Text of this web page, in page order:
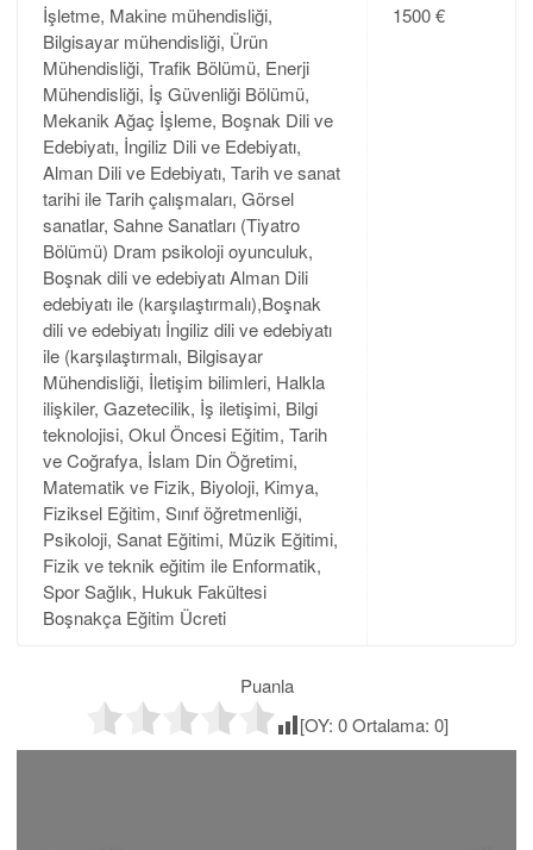
İşletme, Makine mühendisliği,
Bilgisayar mühendisliği, Ürün
Mühendisliği, Trafik Bölümü, Enerji
Mühendisliği, İş Güvenliği Bölümü,
Mekanik Ağaç İşleme, Boşnak Dili ve
Edebiyatı, İngiliz Dili ve Edebiyatı,
Alman Dili ve Edebiyatı, Tarih ve sanat
tarihi ile Tarih çalışmaları, Görsel
sanatlar, Sahne Sanatları (Tiyatro
Bölümü) Dram psikoloji oyunculuk,
Boşnak dili ve edebiyatı Alman Dili
edebiyatı ile (karşılaştırmalı),Boşnak
dili ve edebiyatı İngiliz dili ve edebiyatı
ile (karşılaştırmalı, Bilgisayar
Mühendisliği, İletişim bilimleri, Halkla
ilişkiler, Gazetecilik, İş iletişimi, Bilgi
teknolojisi, Okul Öncesi Eğitim, Tarih
ve Coğrafya, İslam Din Öğretimi,
Matematik ve Fizik, Biyoloji, Kimya,
Fiziksel Eğitim, Sınıf öğretmenliği,
Psikoloji, Sanat Eğitimi, Müzik Eğitimi,
Fizik ve teknik eğitim ile Enformatik,
Spor Sağlık, Hukuk Fakültesi
Boşnakça Eğitim Ücreti
1500 €
Puanla
[OY: 0Ortalama: 0]